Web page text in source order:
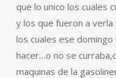
que lo unico los cuales
y los que fueron a
los cuales ese
hacer…o no se
maquinas de la